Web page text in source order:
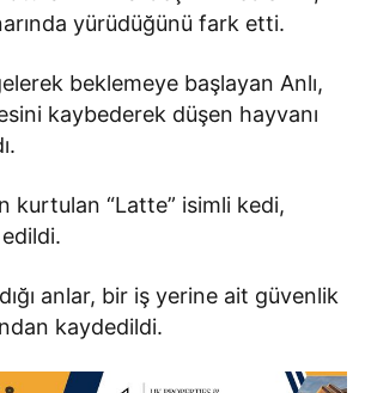
yürüdüğünü fark etti.
beklemeye başlayan Anlı,
kaybederek düşen hayvanı
kurtulan “Latte” isimli kedi,
anlar, bir iş yerine ait güvenlik
kaydedildi.